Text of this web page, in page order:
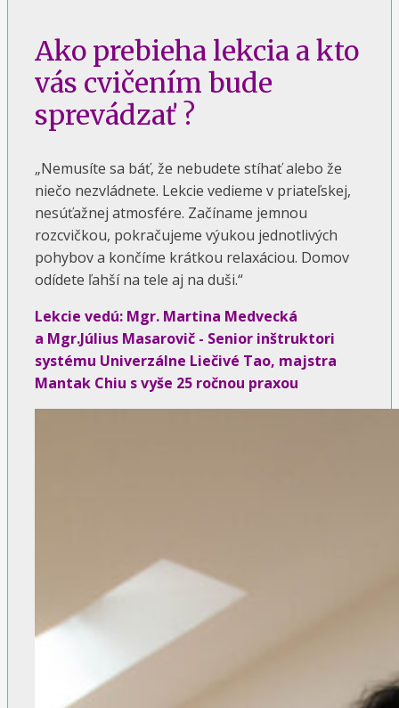
Ako prebieha lekcia a kto
vás cvičením bude
sprevádzať ?
„Nemusíte sa báť, že nebudete stíhať alebo že
niečo nezvládnete. Lekcie vedieme v priateľskej,
nesúťažnej atmosfére. Začíname jemnou
rozcvičkou, pokračujeme výukou jednotlivých
pohybov a končíme krátkou relaxáciou. Domov
odídete ľahší na tele aj na duši.“
Lekcie vedú: Mgr. Martina Medvecká
a Mgr.Július Masarovič - Senior inštruktori
systému Univerzálne Liečivé Tao, majstra
Mantak Chiu s vyše 25 ročnou praxou